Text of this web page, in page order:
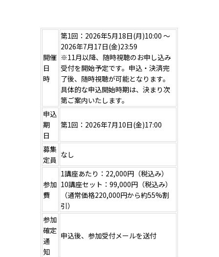
開催
日
時
第1回：2026年5月18日(月)10:00 ～
2026年7月17日(金)23:59
※11月以降、随時視聴のお申し込み
受付を開始予定です。申込・決済完
了後、随時視聴が可能となります。
具体的な申込開始時期は、決まり次
第ご案内いたします。
申込
期
日
第1回：2026年7月10日(金)17:00
募集
定員
なし
参加
費
1講座あたり：22,000円（税込み）
10講座セット：99,000円（税込み）
（通常価格220,000円から約55%割
引）
参加
確定
通
知
申込後、参加受付メールを送付